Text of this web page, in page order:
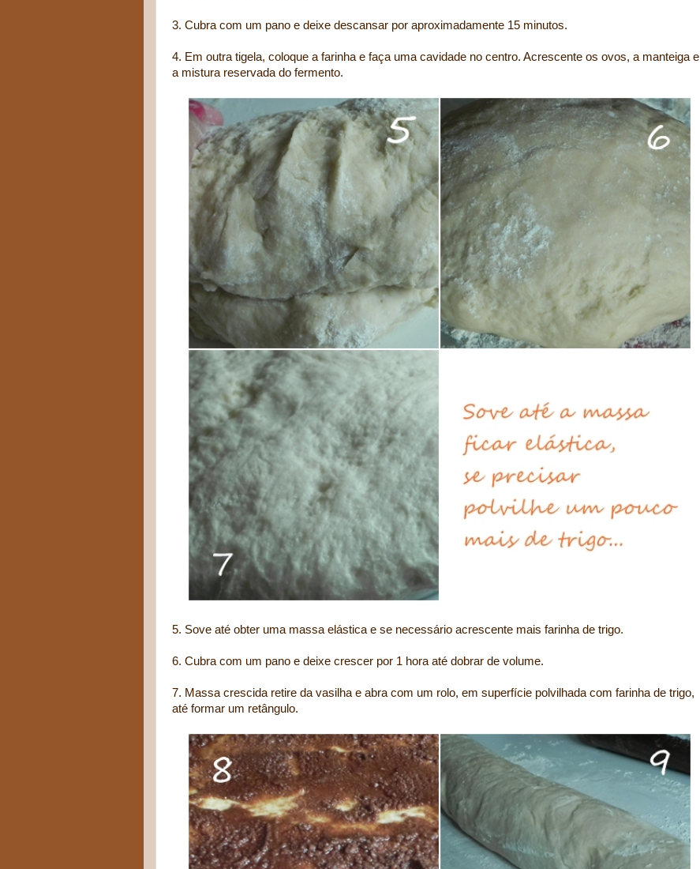
3. Cubra com um pano e deixe descansar por aproximadamente 15 minutos.
4. Em outra tigela, coloque a farinha e faça uma cavidade no centro. Acrescente os ovos, a manteiga e
a mistura reservada do fermento.
5. Sove até obter uma massa elástica e se necessário acrescente mais farinha de trigo.
6. Cubra com um pano e deixe crescer por 1 hora até dobrar de volume.
7. Massa crescida retire da vasilha e abra com um rolo, em superfície polvilhada com farinha de trigo,
até formar um retângulo.